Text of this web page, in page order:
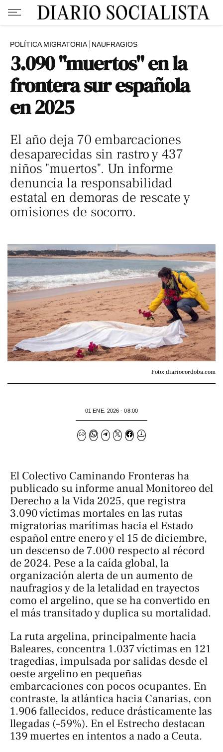
POLÍTICA MIGRATORIA NAUFRAGIOS
3.090 "muertos" en la
frontera sur española
en 2025
El año deja 70 embarcaciones
desaparecidas sin rastro y 437
niños "muertos". Un informe
denuncia la responsabilidad
estatal en demoras de rescate y
omisiones de socorro.
Foto: diariocordoba.com
01 ENE. 2026 - 08:00
El Colectivo Caminando Fronteras ha
publicado su informe anual Monitoreo del
Derecho a la Vida 2025, que registra
3.090 víctimas mortales en las rutas
migratorias marítimas hacia el Estado
español entre enero y el 15 de diciembre,
un descenso de 7.000 respecto al récord
de 2024. Pese a la caída global, la
organización alerta de un aumento de
naufragios y de la letalidad en trayectos
como el argelino, que se ha convertido en
el más transitado y duplica su mortalidad.
La ruta argelina, principalmente hacia
Baleares, concentra 1.037 víctimas en 121
tragedias, impulsada por salidas desde el
oeste argelino en pequeñas
embarcaciones con pocos ocupantes. En
contraste, la atlántica hacia Canarias, con
1.906 fallecidos, reduce drásticamente las
llegadas (–59%). En el Estrecho destacan
139 muertes en intentos a nado a Ceuta.